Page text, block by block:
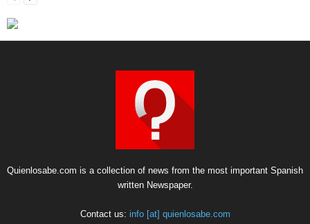
Quienlosabe.com is a collection of news from the most important Spanish
written Newspaper.
Contact us: info [at] quienlosabe.com